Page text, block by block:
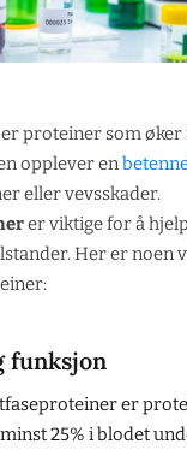
proteiner som øker
opplever en
eller vevsskader.
er viktige for å
Her er noen
funksjon
er
25% i blodet